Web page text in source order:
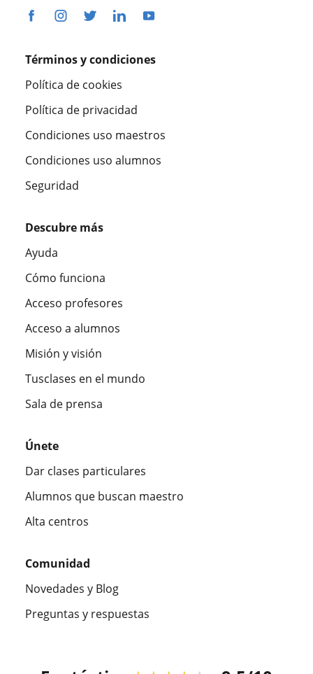
Términos y condiciones
Política de cookies
Política de privacidad
Condiciones uso maestros
Condiciones uso alumnos
Seguridad
Descubre más
Ayuda
Cómo funciona
Acceso profesores
Acceso a alumnos
Misión y visión
Tusclases en el mundo
Sala de prensa
Únete
Dar clases particulares
Alumnos que buscan maestro
Alta centros
Comunidad
Novedades y Blog
Preguntas y respuestas